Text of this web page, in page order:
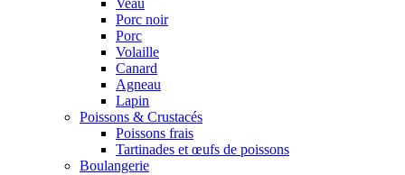
Veau
Porc noir
Porc
Volaille
Canard
Agneau
Lapin
Poissons & Crustacés
Poissons frais
Tartinades et œufs de poissons
Boulangerie